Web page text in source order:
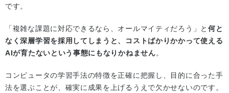
です。
「複雑な課題に対応できるなら、オールマイティだろう」と 何と
なく深層学習を採用してしまうと、コストばかりかかって使える
AIが育たないという事態にもなりかねません。
コンピュータの学習手法の特徴を正確に把握し、目的に合った手
法を選ぶことが、確実に成果を上げるうえで欠かせないのです。